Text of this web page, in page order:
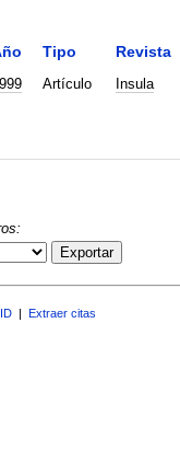
Tipo Revista
Artículo Insula
Exportar
Extraer citas